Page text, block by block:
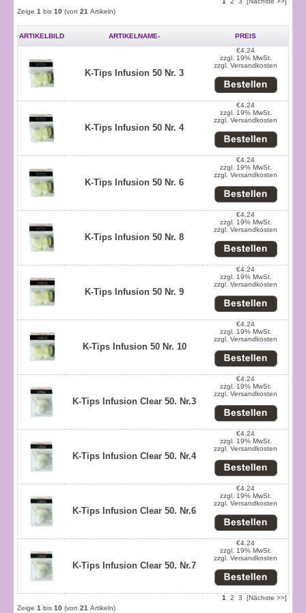
Zeige 1 bis 10 (von 21 Artikeln)
ARTIKELBILD ARTIKELNAME- PREIS
K-Tips Infusion 50 Nr. 3
€4.24
zzgl. 19% MwSt.
zzgl. Versandkosten
K-Tips Infusion 50 Nr. 4
€4.24
zzgl. 19% MwSt.
zzgl. Versandkosten
K-Tips Infusion 50 Nr. 6
€4.24
zzgl. 19% MwSt.
zzgl. Versandkosten
K-Tips Infusion 50 Nr. 8
€4.24
zzgl. 19% MwSt.
zzgl. Versandkosten
K-Tips Infusion 50 Nr. 9
€4.24
zzgl. 19% MwSt.
zzgl. Versandkosten
K-Tips Infusion 50 Nr. 10
€4.24
zzgl. 19% MwSt.
zzgl. Versandkosten
K-Tips Infusion Clear 50. Nr.3
€4.24
zzgl. 19% MwSt.
zzgl. Versandkosten
K-Tips Infusion Clear 50. Nr.4
€4.24
zzgl. 19% MwSt.
zzgl. Versandkosten
K-Tips Infusion Clear 50. Nr.6
€4.24
zzgl. 19% MwSt.
zzgl. Versandkosten
K-Tips Infusion Clear 50. Nr.7
€4.24
zzgl. 19% MwSt.
zzgl. Versandkosten
Zeige 1 bis 10 (von 21 Artikeln)
1 2 3 [Nächste >>]